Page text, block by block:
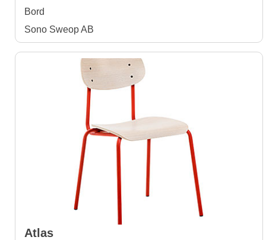
Bord
Sono Sweop AB
Atlas